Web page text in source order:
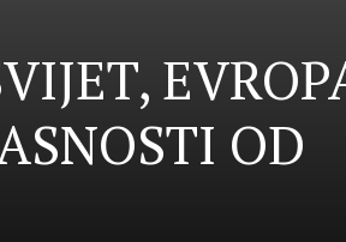
OD